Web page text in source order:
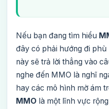
Nếu bạn đang tìm hiểu
đây có phải hướng đi
này sẽ trả lời thẳng vào
nghe đến MMO là nghĩ
hay các mô hình mờ ám
MMO là một lĩnh vực